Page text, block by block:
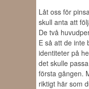
Låt oss för
skull anta att
De två
E så att de inte
identiteter på
det skulle
första gången.
riktigt här som